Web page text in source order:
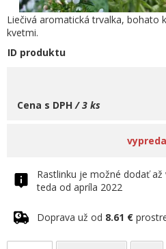
Liečivá aromatická trvalka, bohato
kvetmi.
ID produktu
Cena s DPH/ 3 ks
Rastlinku je možné dodať
teda od apríla 2022
Doprava už od 8.61 €